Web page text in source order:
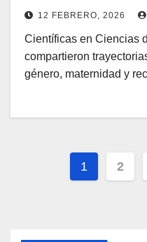
12 FEBRERO, 2026
Científicas en Ciencias
compartieron
género, maternidad y
1 2